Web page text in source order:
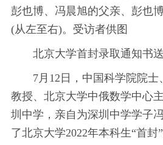
彭也博、冯晨旭的父亲、彭也
(从左至右)。受访者供图
北京大学首封录取通知书
7月12日，中国科学院院士
教授、北京大学中俄数学中心
圳中学，亲自为深圳中学学子
了北京大学2022年本科生“首封